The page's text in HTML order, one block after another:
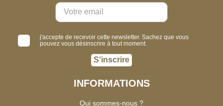
j'accepte de recevoir cette newsletter. Sachez que vous
pouvez vous désinscrire à tout moment.
S'inscrire
INFORMATIONS
Qui sommes-nous ?